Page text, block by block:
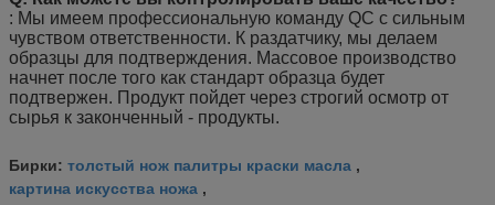
: Мы имеем профессиональную команду QC с сильным
чувством ответственности. К раздатчику, мы делаем
образцы для подтверждения. Массовое производство
начнет после того как стандарт образца будет
подтвержен. Продукт пойдет через строгий осмотр от
сырья к законченный - продукты.
Бирки: толстый нож палитры краски масла ,
картина искусства ножа ,